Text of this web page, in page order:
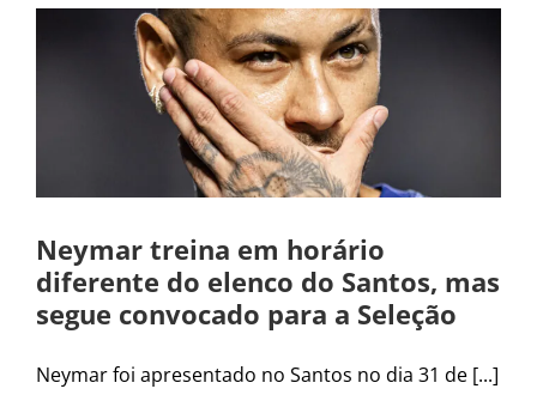
Neymar treina em horário
diferente do elenco do Santos, mas
segue convocado para a Seleção
Neymar foi apresentado no Santos no dia 31 de [...]